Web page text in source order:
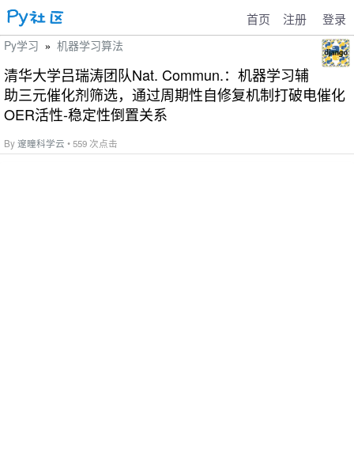
首页 注册 登录
Py学习 » 机器学习算法
清华大学吕瑞涛团队Nat. Commun.：机器学习辅
助三元催化剂筛选，通过周期性自修复机制打破电催化
OER活性-稳定性倒置关系
By邃瞳科学云 • 559 次点击